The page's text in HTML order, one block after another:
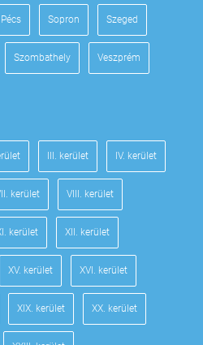
Pécs Sopron Szeged
Szombathely Veszprém
III. kerület IV. kerület
kerület VIII. kerület
kerület XII. kerület
XV. kerület XVI. kerület
XIX. kerület XX. kerület